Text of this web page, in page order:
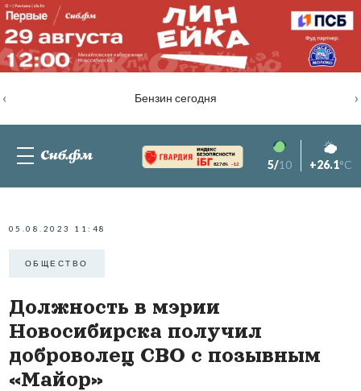
Бензин сегодня
‹ ›
82.76% -1.2 5/10 +26.1°C
05.08.2023 11:48
ОБЩЕСТВО
Должность в мэрии
Новосибирска получил
доброволец СВО с позывным
«Майор»